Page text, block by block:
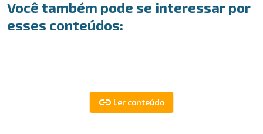
Você também pode se interessar por
esses conteúdos: